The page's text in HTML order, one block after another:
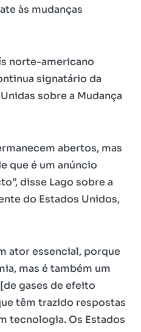
às mudanças
norte-americano
signatário da
sobre a Mudança
abertos, mas
que é um anúncio
disse Lago sobre a
do Estados Unidos,
ator essencial, porque
mas é também um
gases de efeito
têm trazido respostas
tecnologia. Os Estados